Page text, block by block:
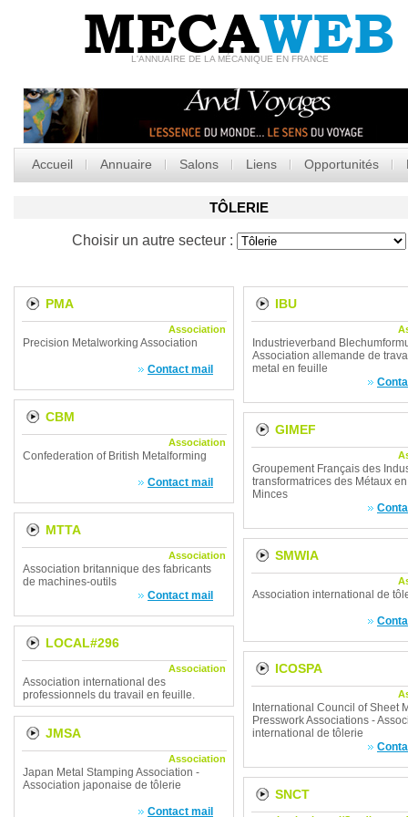
MECAWEB
L'ANNUAIRE DE LA MÉCANIQUE EN FRANCE
Accueil Annuaire Salons Liens Opportunités
TÔLERIE
Choisir un autre secteur :
PMA
Association
Precision Metalworking Association
Contact mail
IBU
Industrieverband
Association allemande de
metal en feuille
CBM
Association
Confederation of British Metalforming
Contact mail
GIMEF
Groupement Français des
transformatrices des Métaux
Minces
MTTA
Association
Association britannique des fabricants
de machines-outils
Contact mail
SMWIA
Association international de
LOCAL#296
Association
Association international des
professionnels du travail en feuille.
ICOSPA
International Council of Sheet
Presswork Associations -
international de tôlerie
JMSA
Association
Japan Metal Stamping Association -
Association japonaise de tôlerie
Contact mail
SNCT